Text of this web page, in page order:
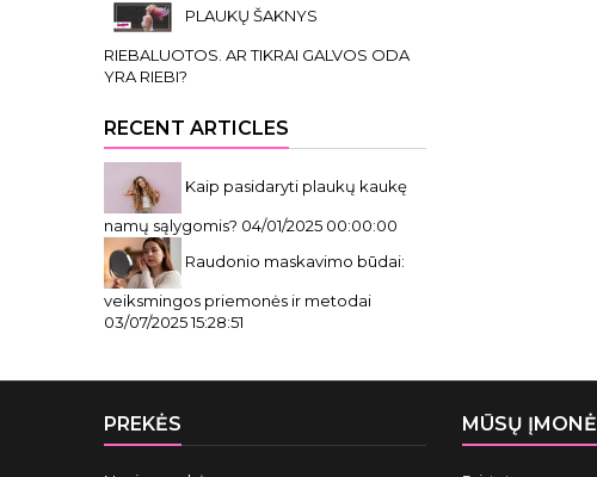
PLAUKŲ ŠAKNYS
RIEBALUOTOS. AR TIKRAI GALVOS ODA
YRA RIEBI?
RECENT ARTICLES
Kaip pasidaryti plaukų kaukę
namų sąlygomis? 04/01/2025 00:00:00
Raudonio maskavimo būdai:
veiksmingos priemonės ir metodai
03/07/2025 15:28:51
PREKĖS MŪSŲ ĮMONĖ